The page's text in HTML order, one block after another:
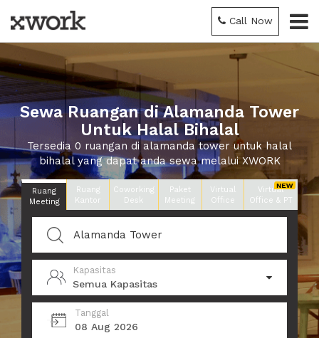
Call Now
Sewa Ruangan di Alamanda Tower
Untuk Halal Bihalal
Tersedia 0 ruangan di alamanda tower untuk halal
bihalal yang dapat anda sewa melalui XWORK
Ruang
Meeting
Ruang
Kantor
Coworking
Desk
Paket
Meeting
Virtual
Office
Virtual
Office & PT
Kapasitas
Semua Kapasitas
Tanggal
08 Aug 2026